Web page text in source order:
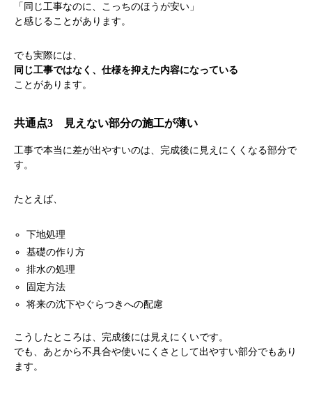
「同じ工事なのに、こっちのほうが安い」
と感じることがあります。
でも実際には、
同じ工事ではなく、仕様を抑えた内容になっている
ことがあります。
共通点3 見えない部分の施工が薄い
工事で本当に差が出やすいのは、完成後に見えにくくなる部分で
す。
たとえば、
下地処理
基礎の作り方
排水の処理
固定方法
将来の沈下やぐらつきへの配慮
こうしたところは、完成後には見えにくいです。
でも、あとから不具合や使いにくさとして出やすい部分でもあり
ます。